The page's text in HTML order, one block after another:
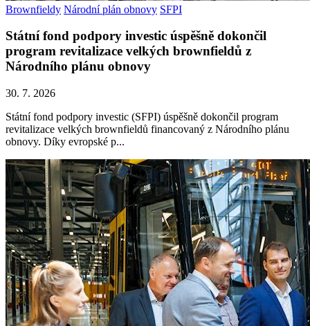
Brownfieldy Národní plán obnovy SFPI
Státní fond podpory investic úspěšně dokončil
program revitalizace velkých brownfieldů z
Národního plánu obnovy
30. 7. 2026
Státní fond podpory investic (SFPI) úspěšně dokončil program
revitalizace velkých brownfieldů financovaný z Národního plánu
obnovy. Díky evropské p...